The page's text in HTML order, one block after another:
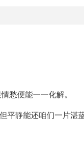
愁便能一一化解。
平静能还咱们一片湛